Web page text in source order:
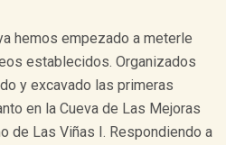
hemos empezado a meterle
establecidos. Organizados
y excavado las primeras
en la Cueva de Las Mejoras
de Las Viñas I. Respondiendo a